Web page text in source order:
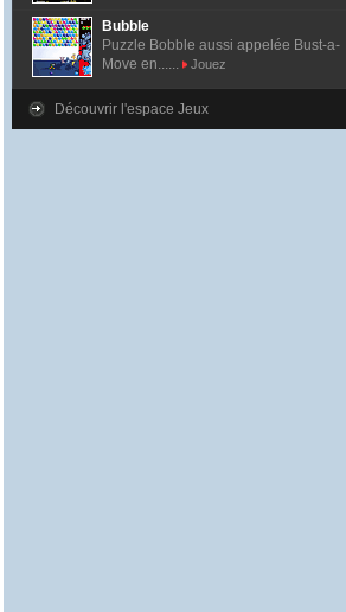
Bubble
Puzzle Bobble aussi appelée Bust-a-
Move en......
Jouez
Découvrir l'espace Jeux